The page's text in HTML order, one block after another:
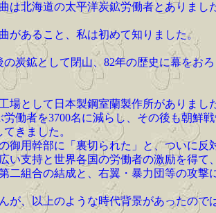
北海道の太平洋炭鉱労働者とありまし
あること、私は初めて知りました。
炭鉱として閉山、82年の歴史に幕をお
場として日本製鋼室蘭製作所がありま
働者を3700名に減らし、その後も朝
きました。
用幹部に「裏切られた」と、ついに反
支持と世界各国の労働者の激励を得て
組合の結成と、右翼・暴力団等の攻撃
、以上のような時代背景があったので